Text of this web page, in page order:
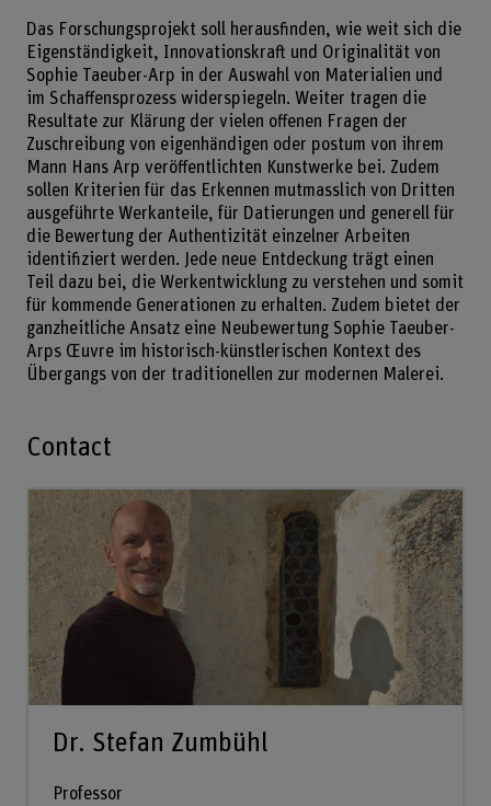
Das Forschungsprojekt soll herausfinden, wie weit sich die
Eigenständigkeit, Innovationskraft und Originalität von
Sophie Taeuber-Arp in der Auswahl von Materialien und
im Schaffensprozess widerspiegeln. Weiter tragen die
Resultate zur Klärung der vielen offenen Fragen der
Zuschreibung von eigenhändigen oder postum von ihrem
Mann Hans Arp veröffentlichten Kunstwerke bei. Zudem
sollen Kriterien für das Erkennen mutmasslich von Dritten
ausgeführte Werkanteile, für Datierungen und generell für
die Bewertung der Authentizität einzelner Arbeiten
identifiziert werden. Jede neue Entdeckung trägt einen
Teil dazu bei, die Werkentwicklung zu verstehen und somit
für kommende Generationen zu erhalten. Zudem bietet der
ganzheitliche Ansatz eine Neubewertung Sophie Taeuber-
Arps Œuvre im historisch-künstlerischen Kontext des
Übergangs von der traditionellen zur modernen Malerei.
Contact
Dr. Stefan Zumbühl
Professor